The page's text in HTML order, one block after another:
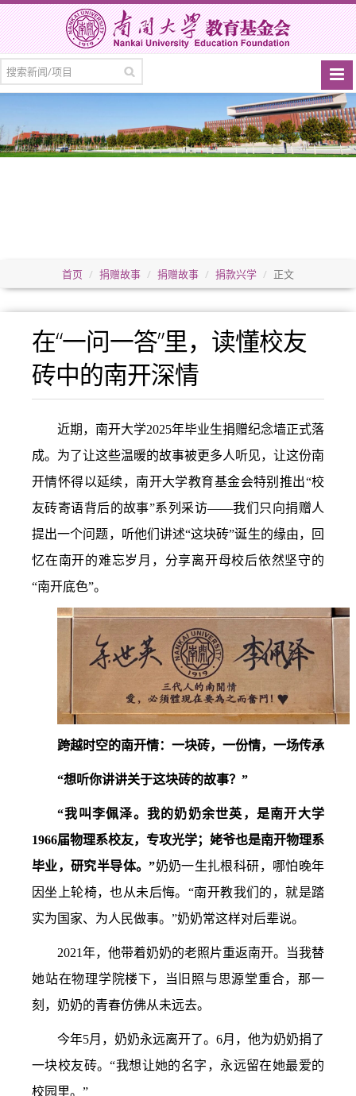
首页 捐赠故事 捐赠故事 捐款兴学 正文
在“一问一答”里，读懂校友
砖中的南开深情
近期，南开大学2025年毕业生捐赠纪念墙正式落
成。为了让这些温暖的故事被更多人听见，让这份南
开情怀得以延续，南开大学教育基金会特别推出“校
友砖寄语背后的故事”系列采访——我们只向捐赠人
提出一个问题，听他们讲述“这块砖”诞生的缘由，回
忆在南开的难忘岁月，分享离开母校后依然坚守的
“南开底色”。
跨越时空的南开情：一块砖，一份情，一场传承
“想听你讲讲关于这块砖的故事？”
“我叫李佩泽。我的奶奶余世英，是南开大学
1966届物理系校友，专攻光学；姥爷也是南开物理系
毕业，研究半导体。”奶奶一生扎根科研，哪怕晚年
因坐上轮椅，也从未后悔。“南开教我们的，就是踏
实为国家、为人民做事。”奶奶常这样对后辈说。
2021年，他带着奶奶的老照片重返南开。当我替
她站在物理学院楼下，当旧照与思源堂重合，那一
刻，奶奶的青春仿佛从未远去。
今年5月，奶奶永远离开了。6月，他为奶奶捐了
一块校友砖。“我想让她的名字，永远留在她最爱的
校园里。”